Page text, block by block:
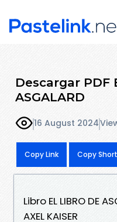
Descargar PDF
ASGALARD
16 August 2024
Copy Link Copy
Libro EL LIBRO DE
AXEL KAISER